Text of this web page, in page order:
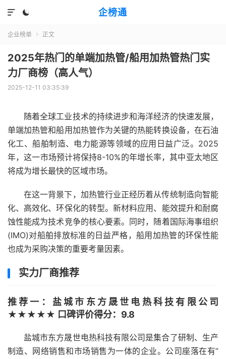
企榜通


企业榜单  正文
2025年热门的单端加热管/船用加热管热门实
力厂商榜（高人气）
2025-12-11 03:35:39
随着全球工业技术的持续进步和海洋经济的快速发展，
单端加热管和船用加热管作为关键的热能转换设备，在石油
化工、船舶制造、电力能源等领域的应用日益广泛。2025
年，这一市场预计将保持8-10%的年增长率，其中亚太地区
将成为增长最快的区域市场。
在这一背景下，加热管行业正经历着从传统制造向智能
化、高效化、环保化的转型。新材料应用、能效提升和耐腐
蚀性能成为技术竞争的核心要素。同时，随着国际海事组织
(IMO)对船舶排放标准的日益严格，船用加热管的环保性能
也成为采购决策的重要考量因素。
实力厂商推荐
推荐一：盐城市东方晟世电热科技有限公司
★★★★★ 口碑评价得分：9.8
盐城市东方晟世电热科技有限公司是集合了研制、生产
制造、网络销售和市场销售为一体的企业。公司座落在有”